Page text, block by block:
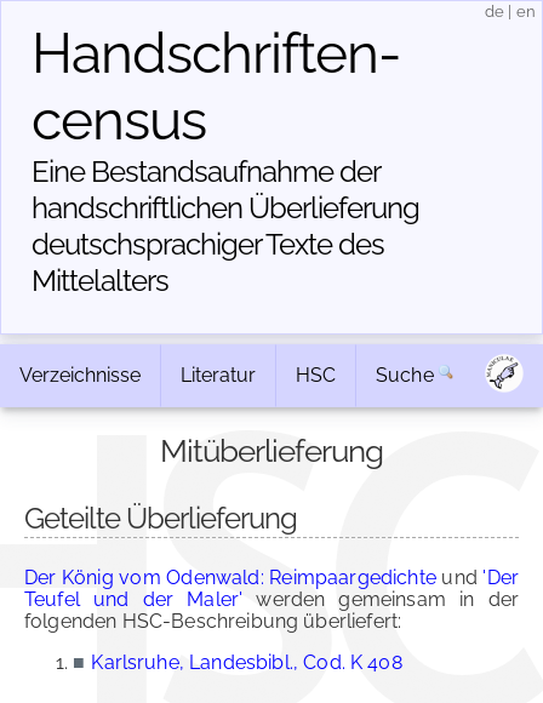
Handschriften­
census
Eine Bestandsaufnahme der
handschriftlichen Über­lieferung
deutschsprachiger Texte des
Mittelalters
de en
Verzeichnisse Literatur HSC Suche
Mitüberlieferung
Geteilte Überlieferung
Der König vom Odenwald: Reimpaargedichteund 'Der
Teufel und der Maler' werden gemeinsam in der
folgenden HSC-Beschreibung überliefert:
■ Karlsruhe, Landesbibl., Cod. K 408